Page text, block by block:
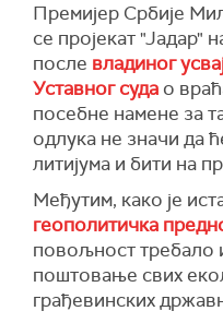
Премијер Србије
се пројекат "Јадар"
после владиног
Уставног суда о
посебне намене за
одлука не значи да
литијума и бити на
Међутим, како је
геополитичка
повољност требало
поштовање свих
грађевинских